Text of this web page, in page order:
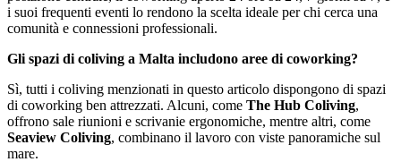
i suoi frequenti eventi lo rendono la scelta ideale per chi cerca una
comunità e connessioni professionali.
Gli spazi di coliving a Malta includono aree di coworking?
Sì, tutti i coliving menzionati in questo articolo dispongono di spazi
di coworking ben attrezzati. Alcuni, come The Hub Coliving,
offrono sale riunioni e scrivanie ergonomiche, mentre altri, come
Seaview Coliving, combinano il lavoro con viste panoramiche sul
mare.